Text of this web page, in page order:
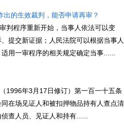
的生效裁判，能否申请再审？
程序重新开始，当事人依法可以变
提交新证据；人民法院可以根据当事人
用一审程序的相关规定确定当事......
年3月17日修订）第一百一十五条
在场见证人和被扣押物品持有人查点清
查人员、见证人和持有......